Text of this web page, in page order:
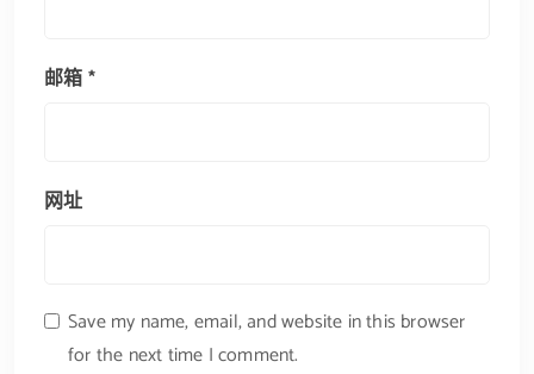
邮箱*
网址
Save my name, email, and website in this browser
for the next time I comment.